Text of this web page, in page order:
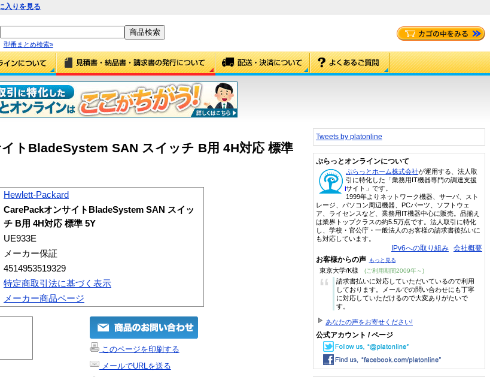
入りを見る
型番まとめ検索»
トBladeSystem SAN スイッチ B用 4H対応 標準
Hewlett-Packard
CarePackオンサイトBladeSystem SAN スイッ
チ B用 4H対応 標準 5Y
UE933E
メーカー保証
4514953519329
特定商取引法に基づく表示
メーカー商品ページ
このページを印刷する
メールでURLを送る
Tweets by platonline
ぷらっとオンラインについて
ぷらっとホーム株式会社が運用する、法人取
引に特化した「業務用IT機器専門の調達支援
サイト」です。
1999年よりネットワーク機器、サーバ、スト
レージ、パソコン周辺機器、PCパーツ、ソフトウェ
ア、ライセンスなど、業務用IT機器中心に販売。品揃え
は業界トップクラスの約5.5万点です。法人取引に特化
し、学校・官公庁・一般法人のお客様の請求書後払いに
も対応しています。
IPv6への取り組み 会社概要
お客様からの声 もっと見る
東京大学/K様 (ご利用期間2009年～)
“
請求書払いに対応していただいているので利用
しております。メールでの問い合わせにも丁寧
に対応していただけるので大変ありがたいで
す。
あなたの声をお寄せください!
公式アカウント / ページ